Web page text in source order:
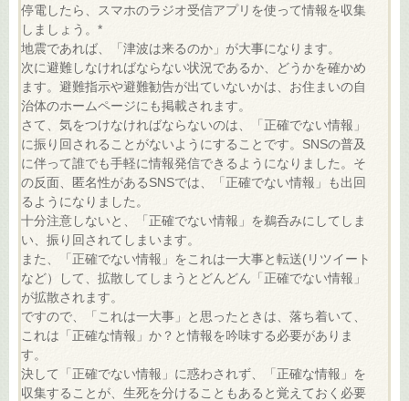
停電したら、スマホのラジオ受信アプリを使って情報を収集
しましょう。*
地震であれば、「津波は来るのか」が大事になります。
次に避難しなければならない状況であるか、どうかを確かめ
ます。避難指示や避難勧告が出ていないかは、お住まいの自
治体のホームページにも掲載されます。
さて、気をつけなければならないのは、「正確でない情報」
に振り回されることがないようにすることです。SNSの普及
に伴って誰でも手軽に情報発信できるようになりました。そ
の反面、匿名性があるSNSでは、「正確でない情報」も出回
るようになりました。
十分注意しないと、「正確でない情報」を鵜呑みにしてしま
い、振り回されてしまいます。
また、「正確でない情報」をこれは一大事と転送(リツイート
など）して、拡散してしまうとどんどん「正確でない情報」
が拡散されます。
ですので、「これは一大事」と思ったときは、落ち着いて、
これは「正確な情報」か？と情報を吟味する必要がありま
す。
決して「正確でない情報」に惑わされず、「正確な情報」を
収集することが、生死を分けることもあると覚えておく必要